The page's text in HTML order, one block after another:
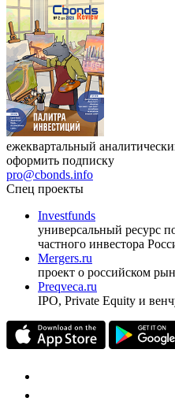
ежеквартальный
оформить подписку
pro@cbonds.info
Спец проекты
Investfunds
универсальный ресурс
частного инвестора
Mergers.ru
проект о российском
Preqveca.ru
IPO, Private Equity и